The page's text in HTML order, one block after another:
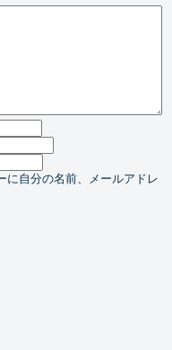
に自分の名前、メールアドレ